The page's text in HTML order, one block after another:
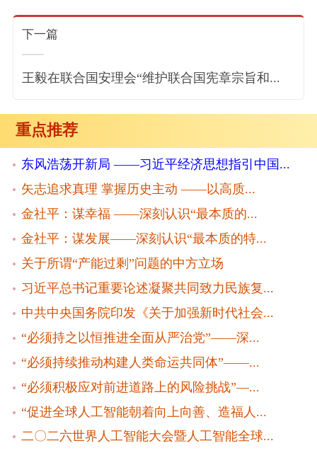
下一篇
王毅在联合国安理会“维护联合国宪章宗旨和...
重点推荐
东风浩荡开新局 ——习近平经济思想指引中国...
矢志追求真理 掌握历史主动 ——以高质...
金社平：谋幸福 ——深刻认识“最本质的...
金社平：谋发展——深刻认识“最本质的特...
关于所谓“产能过剩”问题的中方立场
习近平总书记重要论述凝聚共同致力民族复...
中共中央国务院印发《关于加强新时代社会...
“必须持之以恒推进全面从严治党”——深...
“必须持续推动构建人类命运共同体”——...
“必须积极应对前进道路上的风险挑战”—...
“促进全球人工智能朝着向上向善、造福人...
二〇二六世界人工智能大会暨人工智能全球...